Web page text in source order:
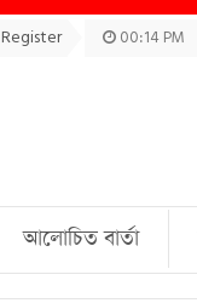
Register 00:14 PM
আলোচিত বার্তা